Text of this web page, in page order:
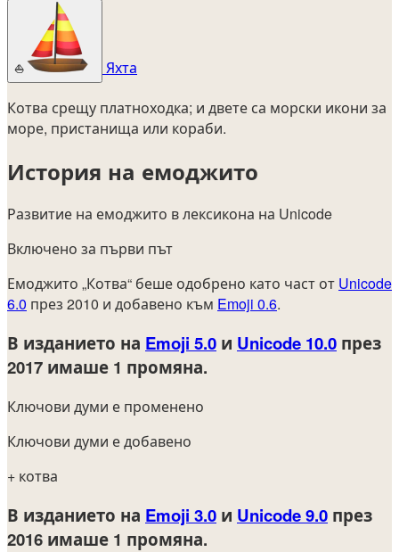
⛵
Яхта
Котва срещу платноходка; и двете са морски икони за
море, пристанища или кораби.
История на емоджито
Развитие на емоджито в лексикона на Unicode
Включено за първи път
Емоджито „Котва“ беше одобрено като част от Unicode
6.0 през 2010 и добавено към Emoji 0.6.
В изданието на Emoji 5.0 и Unicode 10.0 през
2017 имаше 1 промяна.
Ключови думи е променено
Ключови думи е добавено
+ котва
В изданието на Emoji 3.0 и Unicode 9.0 през
2016 имаше 1 промяна.